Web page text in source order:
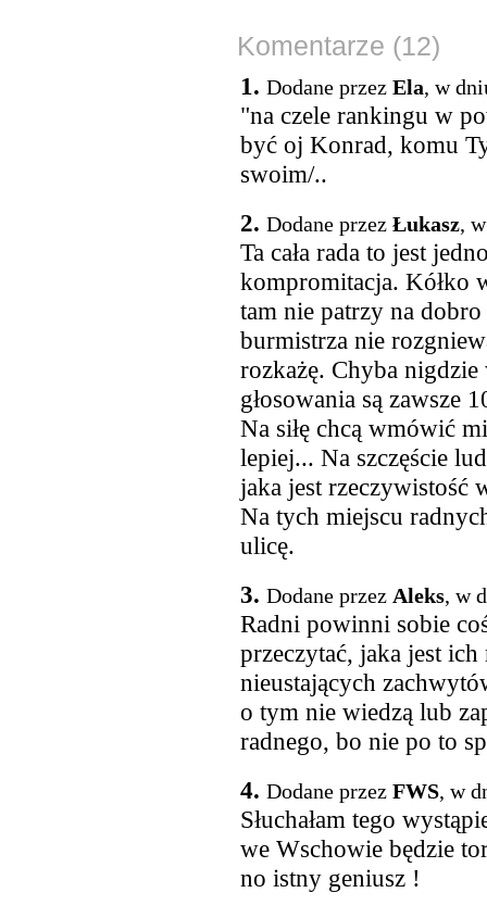
Komentarze (12)
1. Dodane przez Ela, w
"na czele rankingu w
być oj Konrad, komu
swoim/..
2. Dodane przez Łukasz,
Ta cała rada to jest
kompromitacja. Kółko
tam nie patrzy na
burmistrza nie
rozkażę. Chyba
głosowania są zawsze
Na siłę chcą wmówić
lepiej... Na szczęście
jaka jest
Na tych miejscu
ulicę.
3. Dodane przez Aleks, w
Radni powinni sobie
przeczytać, jaka jest
nieustających
o tym nie wiedzą lub
radnego, bo nie po to
4. Dodane przez FWS, w
Słuchałam tego
we Wschowie będzie
no istny geniusz !